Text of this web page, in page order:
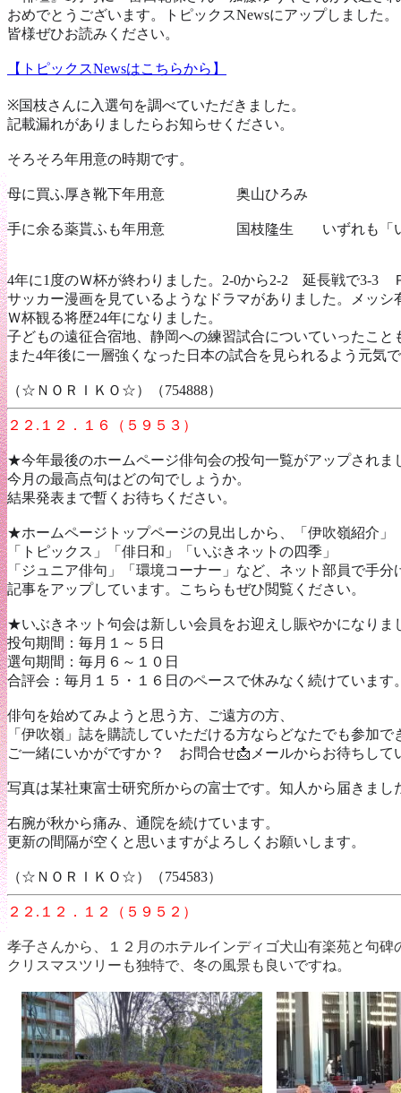
おめでとうございます。トピックスNewsにアップしました。
皆様ぜひお読みください。
【トピックスNewsはこちらから】
※国枝さんに入選句を調べていただきました。
記載漏れがありましたらお知らせください。
そろそろ年用意の時期です。
母に買ふ厚き靴下年用意 奥山ひろみ
手に余る薬貰ふも年用意 国枝隆生 いずれも「いぶ
4年に1度のＷ杯が終わりました。2-0から2-2 延長戦で3-3
サッカー漫画を見ているようなドラマがありました。メッシ
Ｗ杯観る将歴24年になりました。
子どもの遠征合宿地、静岡への練習試合についていったこと
また4年後に一層強くなった日本の試合を見られるよう元気
（☆ＮＯＲＩＫＯ☆）（754888）
２２.１２．１６（５９５３）
★今年最後のホームページ俳句会の投句一覧がアップされ
今月の最高点句はどの句でしょうか。
結果発表まで暫くお待ちください。
★ホームページトップページの見出しから、「伊吹嶺紹介」
「トピックス」「俳日和」「いぶきネットの四季」
「ジュニア俳句」「環境コーナー」など、ネット部員で手分
記事をアップしています。こちらもぜひ閲覧ください。
★いぶきネット句会は新しい会員をお迎えし賑やかになりま
投句期間：毎月１～５日
選句期間：毎月６～１０日
合評会：毎月１５・１６日のペースで休みなく続けてい
俳句を始めてみようと思う方、ご遠方の方、
「伊吹嶺」誌を購読していただける方なら どなたでも参加で
ご一緒にいかがですか？ お問合せ📩メールからお待ちして
写真は某社東富士研究所からの富士です。知人から届きまし
右腕が秋から痛み、通院を続けています。
更新の間隔が空くと思いますがよろしくお願いします。
（☆ＮＯＲＩＫＯ☆）（754583）
２２.１２．１２（５９５２）
孝子さんから、１２月のホテルインディゴ犬山有楽苑と句
クリスマスツリーも独特で、冬の風景も良いですね。